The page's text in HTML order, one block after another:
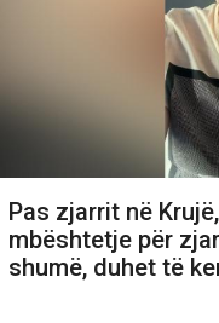
Pas zjarrit në
mbështetje për
shumë, duhet të